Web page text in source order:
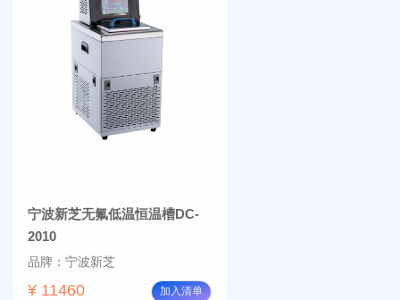
宁波新芝无氟低温恒温槽DC-
2010
品牌：宁波新芝
¥ 11460 加入清单